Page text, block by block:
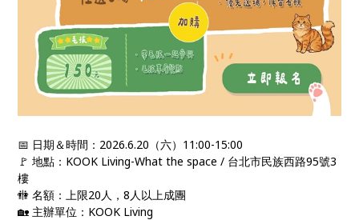
📅 日期＆時間：2026.6.20（六）11:00-15:00
🚩 地點：KOOK Living-What the space / 台北市民族西路95號3
樓
🚻 名額：上限20人，8人以上成團
🏡 主辦單位：KOOK Living